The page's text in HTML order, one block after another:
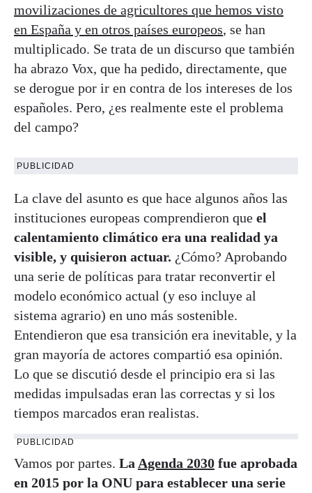
movilizaciones de agricultores que hemos visto
en España y en otros países europeos, se han
multiplicado. Se trata de un discurso que también
ha abrazo Vox, que ha pedido, directamente, que
se derogue por ir en contra de los intereses de los
españoles. Pero, ¿es realmente este el problema
del campo?
PUBLICIDAD
La clave del asunto es que hace algunos años las
instituciones europeas comprendieron que el
calentamiento climático era una realidad ya
visible, y quisieron actuar. ¿Cómo? Aprobando
una serie de políticas para tratar reconvertir el
modelo económico actual (y eso incluye al
sistema agrario) en uno más sostenible.
Entendieron que esa transición era inevitable, y la
gran mayoría de actores compartió esa opinión.
Lo que se discutió desde el principio era si las
medidas impulsadas eran las correctas y si los
tiempos marcados eran realistas.
PUBLICIDAD
Vamos por partes. La Agenda 2030 fue aprobada
en 2015 por la ONU para establecer una serie